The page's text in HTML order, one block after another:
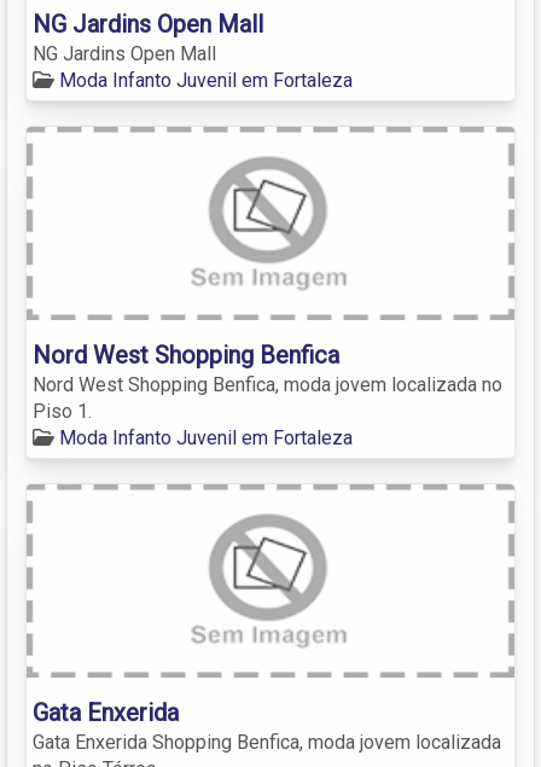
NG Jardins Open Mall
NG Jardins Open Mall
Moda Infanto Juvenil em Fortaleza
Nord West Shopping Benfica
Nord West Shopping Benfica, moda jovem localizada no
Piso 1.
Moda Infanto Juvenil em Fortaleza
Gata Enxerida
Gata Enxerida Shopping Benfica, moda jovem localizada